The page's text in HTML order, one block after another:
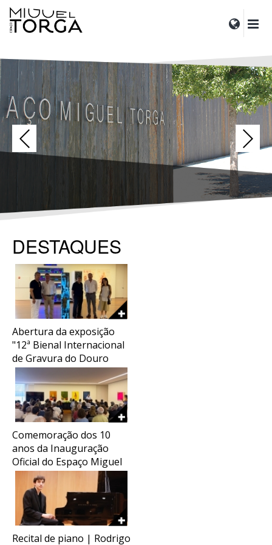
DESTAQUES
Abertura da exposição
"12ª Bienal Internacional
de Gravura do Douro
2026"
Comemoração dos 10
anos da Inauguração
Oficial do Espaço Miguel
Torga
Recital de piano | Rodrigo
COMEMORAÇÃO DO ANIVERSÁRIO